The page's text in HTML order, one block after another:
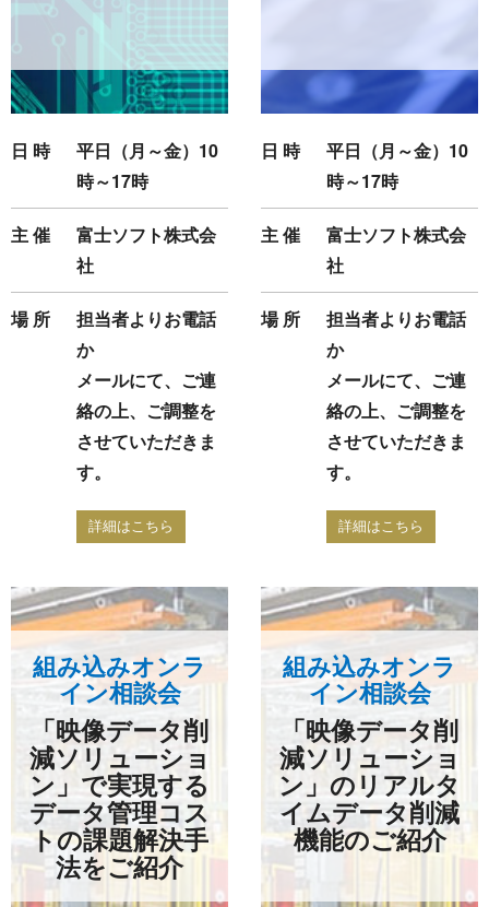
日 時
平日（月～金）10
時～17時
主 催
富士ソフト株式会
社
場 所
担当者よりお電話
か
メールにて、ご連
絡の上、ご調整を
させていただきま
す。
詳細はこちら
日 時
平日（月～金）10
時～17時
主 催
富士ソフト株式会
社
場 所
担当者よりお電話
か
メールにて、ご連
絡の上、ご調整を
させていただきま
す。
詳細はこちら
組み込みオンラ
イン相談会
「映像データ削
減ソリューショ
ン」で実現する
データ管理コス
トの課題解決手
法をご紹介
組み込みオンラ
イン相談会
「映像データ削
減ソリューショ
ン」のリアルタ
イムデータ削減
機能のご紹介